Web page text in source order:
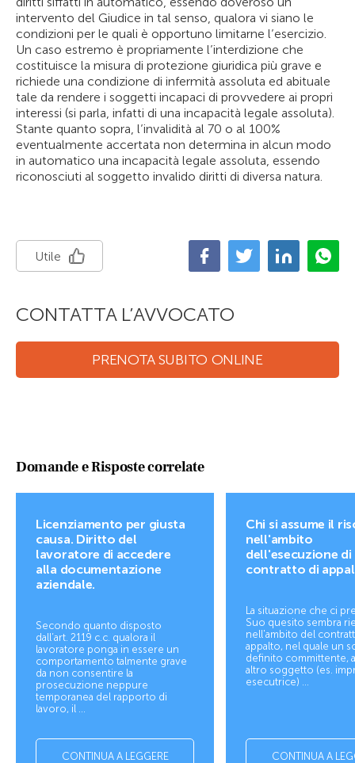
intervento del Giudice in tal senso, qualora vi siano le
condizioni per le quali è opportuno limitarne l’esercizio.
Un caso estremo è propriamente l’interdizione che
costituisce la misura di protezione giuridica più grave e
richiede una condizione di infermità assoluta ed abituale
tale da rendere i soggetti incapaci di provvedere ai propri
interessi (si parla, infatti di una incapacità legale assoluta).
Stante quanto sopra, l’invalidità al 70 o al 100%
eventualmente accertata non determina in alcun modo
in automatico una incapacità legale assoluta, essendo
riconosciuti al soggetto invalido diritti di diversa natura.
Utile
CONTATTA L’AVVOCATO
PRENOTA SUBITO ONLINE
Domande e Risposte correlate
Licenziamento per giusta
causa. Diritto del
lavoratore di accedere
alla documentazione
aziendale.
Secondo quanto disposto
dall’art. 2119 c.c. qualora il
lavoratore ponga in essere un
comportamento talmente grave
da non consentire la
prosecuzione neppure
temporanea del rapporto di
lavoro, il ...
CONTINUA A LEGGERE
Chi si assume il
nell'ambito
dell'esecuzione di
contratto di
La situazione che ci
Suo quesito sembra
nell'ambito del
appalto, nel quale un
definito committente,
altro soggetto (es.
esecutrice) ...
CONTINUA A